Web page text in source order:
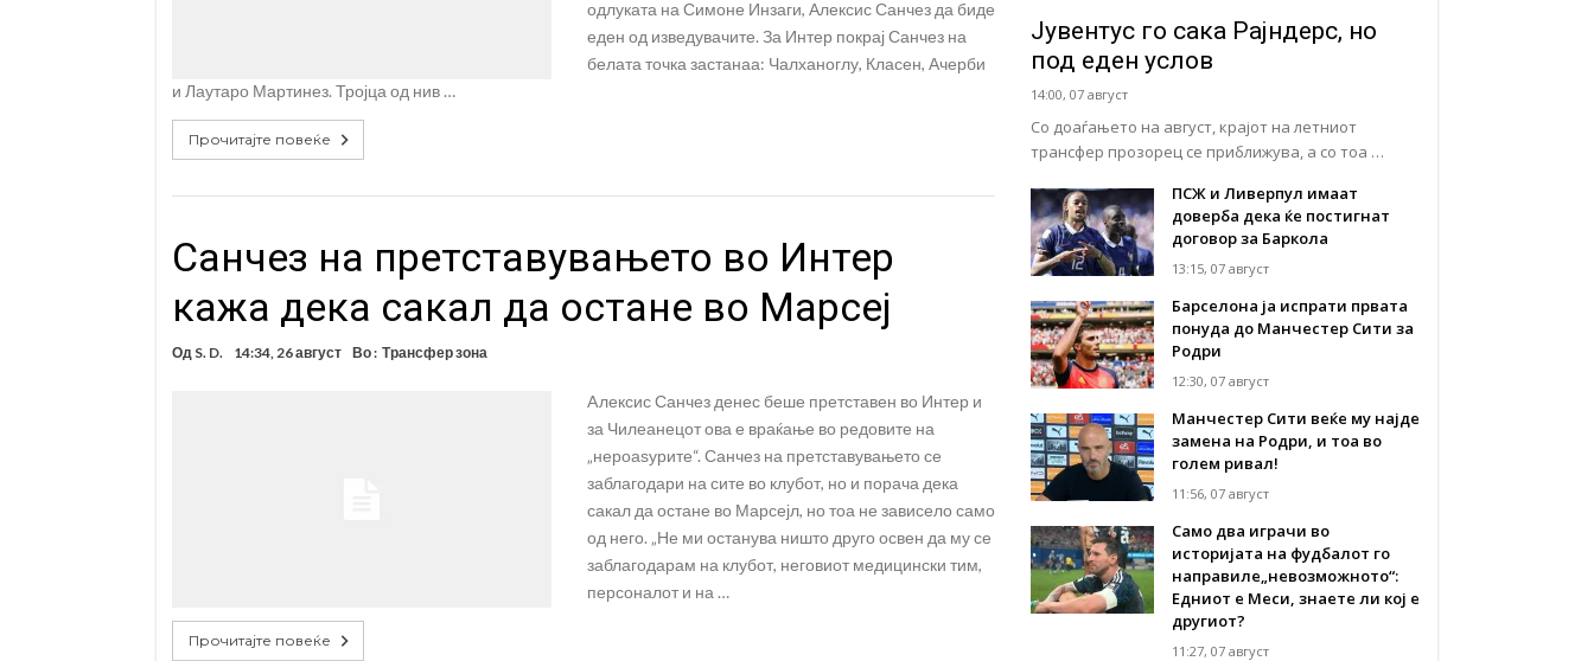
одлуката на Симоне Инзаги, Алексис Санчез да биде
еден од изведувачите. За Интер покрај Санчез на
белата точка застанаа: Чалханоглу, Класен, Ачерби
и Лаутаро Мартинез. Тројца од нив …
Прочитајте повеќе
Санчез на претставувањето во Интер
кажа дека сакал да остане во Марсеј
Од S. D. 14:34, 26 август Во : Трансфер зона
Aлексис Санчез денес беше претставен во Интер и
за Чилеанецот ова е враќање во редовите на
„нероаѕурите“. Санчез на претставувањето се
заблагодари на сите во клубот, но и порача дека
сакал да остане во Марсејл, но тоа не зависело само
од него. „Не ми останува ништо друго освен да му се
заблагодарам на клубот, неговиот медицински тим,
персоналот и на …
Прочитајте повеќе
Јувентус го сака Рајндерс, но
под еден услов
14:00, 07 август
Со доаѓањето на август, крајот на летниот
трансфер прозорец се приближува, а со тоа …
ПСЖ и Ливерпул имаат
доверба дека ќе постигнат
договор за Баркола
13:15, 07 август
Барселона ја испрати првата
понуда до Манчестер Сити за
Родри
12:30, 07 август
Манчестер Сити веќе му најде
замена на Родри, и тоа во
голем ривал!
11:56, 07 август
Само два играчи во
историјата на фудбалот го
направиле„невозможното“:
Едниот е Меси, знаете ли кој е
другиот?
11:27, 07 август